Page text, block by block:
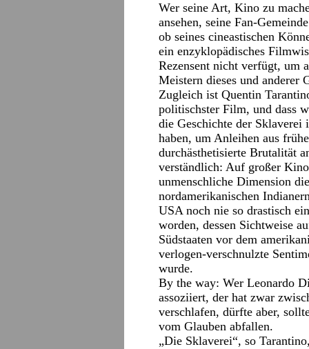
Wer seine Art, Kino zu
ansehen, seine Fan-
ob seines cineastischen
ein enzyklopädisches
Rezensent nicht verfügt, um
Meistern dieses und anderer
Zugleich ist Quentin
politischster Film, und dass
die Geschichte der Sklaverei
haben, um Anleihen aus
durchästhetisierte Brutalität
verständlich: Auf großer
unmenschliche Dimension
nordamerikanischen
USA noch nie so drastisch
worden, dessen Sichtweise
Südstaaten vor dem
verlogen-verschnulzte
wurde.
By the way: Wer Leonardo
assoziiert, der hat zwar
verschlafen, dürfte aber,
vom Glauben abfallen.
„Die Sklaverei“, so